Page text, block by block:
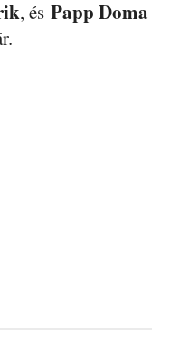
, és Papp Doma